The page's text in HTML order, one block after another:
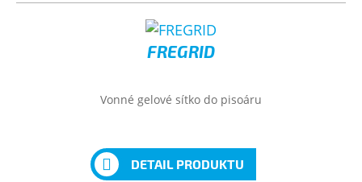
FREGRID
Vonné gelové sítko do pisoáru
DETAIL PRODUKTU